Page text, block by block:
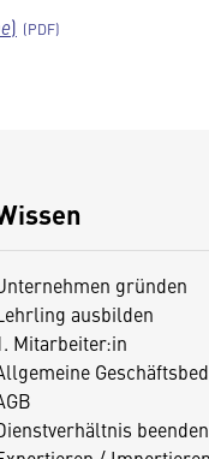
)
gründen
ausbilden
Mitarbeiter:in
beenden